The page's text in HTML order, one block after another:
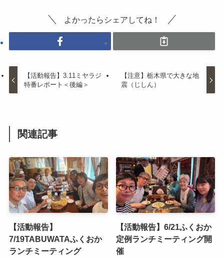
よかったらシェアしてね！
【活動報告】3.11ミヤラジ
特番レポート＜後編＞
【注意】栃木県で大きな地
震（じしん）
関連記事
【活動報告】
7/19TABUWATAふくおか
ランチミーティング
【活動報告】6/21ふくおか
定例ランチミーティング開
催